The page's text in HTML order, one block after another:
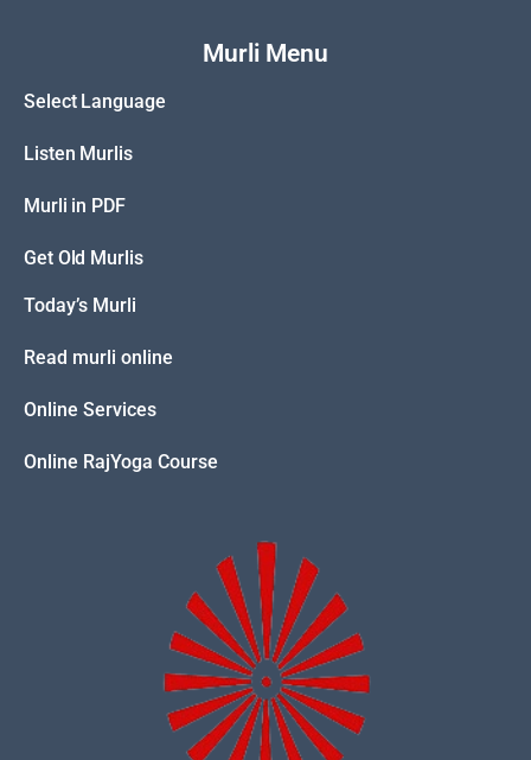
Murli Menu
Select Language
Listen Murlis
Murli in PDF
Get Old Murlis
Today’s Murli
Read murli online
Online Services
Online RajYoga Course